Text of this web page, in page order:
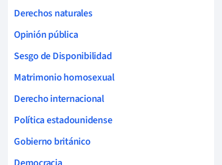
Derechos naturales
Opinión pública
Sesgo de Disponibilidad
Matrimonio homosexual
Derecho internacional
Política estadounidense
Gobierno británico